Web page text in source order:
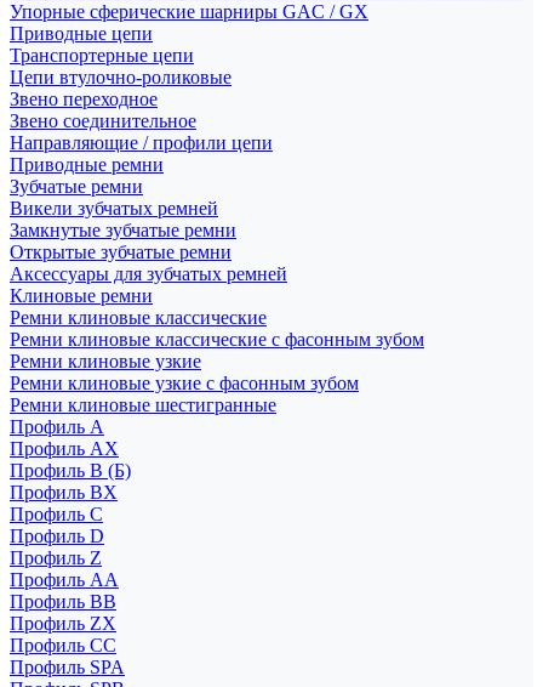
Упорные сферические шарниры GAC / GX
Приводные цепи
Транспортерные цепи
Цепи втулочно-роликовые
Звено переходное
Звено соединительное
Направляющие / профили цепи
Приводные ремни
Зубчатые ремни
Викели зубчатых ремней
Замкнутые зубчатые ремни
Открытые зубчатые ремни
Аксессуары для зубчатых ремней
Клиновые ремни
Ремни клиновые классические
Ремни клиновые классические с фасонным зубом
Ремни клиновые узкие
Ремни клиновые узкие с фасонным зубом
Ремни клиновые шестигранные
Профиль A
Профиль AX
Профиль B (Б)
Профиль BX
Профиль C
Профиль D
Профиль Z
Профиль АА
Профиль BB
Профиль ZX
Профиль CC
Профиль SPA